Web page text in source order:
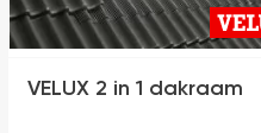
VELUX 2 in 1 dakraam